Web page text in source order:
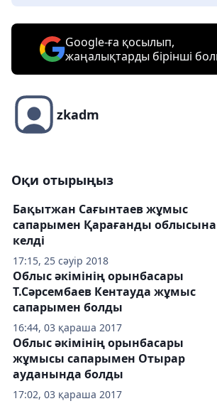
Google-ға қосылып,
жаңалықтарды бірінші
zkadm
Оқи отырыңыз
17:15, 25 сәуір 2018
Бақытжан Сағынтаев жұмыс
сапарымен Қарағанды облысына
келді
16:44, 03 қараша 2017
Облыс әкімінің орынбасары
Т.Сәрсембаев Кентауда жұмыс
сапарымен болды
17:02, 03 қараша 2017
Облыс әкімінің орынбасары
жұмысы сапарымен Отырар
ауданында болды